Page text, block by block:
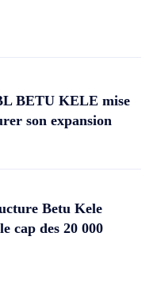
BETU KELE mise
son expansion
Betu Kele
cap des 20 000